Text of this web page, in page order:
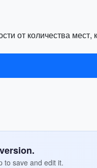
от количества мест,
to save and edit it.